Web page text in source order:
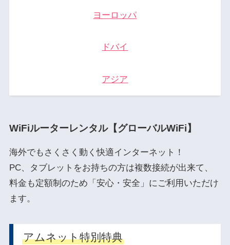
ヨーロッパ
ドバイ
アジア
WiFiルーターレンタル【グローバルWiFi】
海外でもさくさく動く快適インターネット！
PC、タブレットをお持ちの方は複数接続が出来て、
料金も定額制のため「安心・安全」にご利用いただけ
ます。
アムネット特別特典